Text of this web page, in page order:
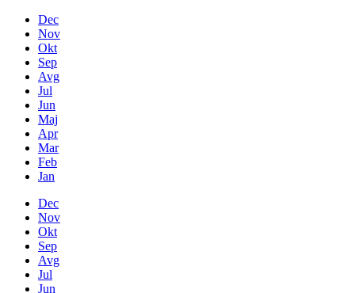
Dec
Nov
Okt
Sep
Avg
Jul
Jun
Maj
Apr
Mar
Feb
Jan
Dec
Nov
Okt
Sep
Avg
Jul
Jun